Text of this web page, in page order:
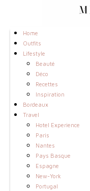
Home
Outfits
Lifestyle
Beauté
Déco
Recettes
Inspiration
Bordeaux
Travel
Hotel Experience
Paris
Nantes
Pays Basque
Espagne
New-York
Portugal